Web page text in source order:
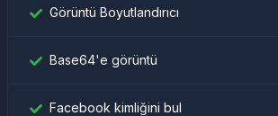
Görüntü Boyutlandırıcı
Base64'e görüntü
Facebook kimliğini bul